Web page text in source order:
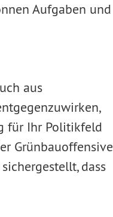
Aufgaben und
aus
für Ihr Politikfeld
Grünbauoffensive
dass